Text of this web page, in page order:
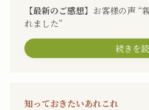
【最新のご感想】 お客様の声 “
れました”
続きを
知っておきたいあれこれ